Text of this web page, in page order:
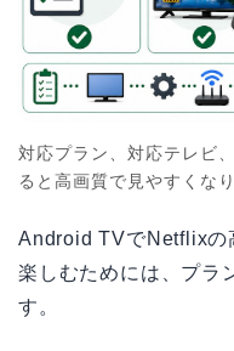
対応プラン、対応テレビ
ると高画質で見やすくなり
Android TVでNetflixの
楽しむためには、プラ
す。